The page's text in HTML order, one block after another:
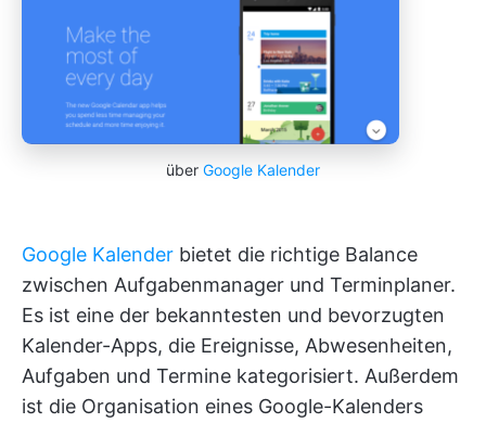
über Google Kalender
Google Kalender bietet die richtige Balance
zwischen Aufgabenmanager und Terminplaner.
Es ist eine der bekanntesten und bevorzugten
Kalender-Apps, die Ereignisse, Abwesenheiten,
Aufgaben und Termine kategorisiert. Außerdem
ist die Organisation eines Google-Kalenders